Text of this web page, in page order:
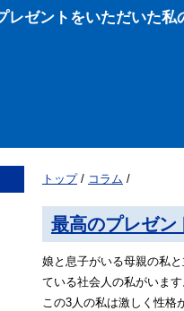
レゼントをいただいた私
トップ/ コラム /
最高のプレゼン
娘と息子がいる母親の私
ている社会人の私がいま
この3人の私は激しく性格